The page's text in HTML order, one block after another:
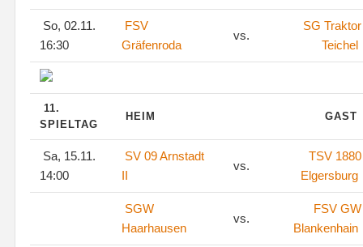
So, 02.11.
16:30
FSV
Gräfenroda
vs.
SG Traktor
Teichel
11.
SPIELTAG
HEIM GAST
Sa, 15.11.
14:00
SV 09 Arnstadt
II
vs.
TSV 1880
Elgersburg
SGW
Haarhausen
vs.
FSV GW
Blankenhain